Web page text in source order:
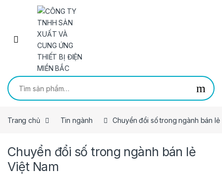
Skip to navigation
Skip to content
Tìm kiếm:
Trang chủ Tin ngành Chuyển đổi số trong ngành bán lẻ
Chuyển đổi số trong ngành bán lẻ
Việt Nam